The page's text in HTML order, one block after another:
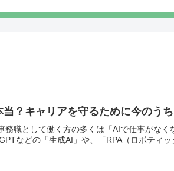
？キャリアを守るために今のう
務職として働く方の多くは「AIで仕事がな
などの「生成AI」や、「RPA（ロボティ